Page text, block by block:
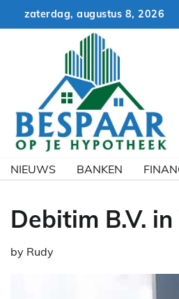
zaterdag, augustus 8, 2026
NIEUWS BANKEN
Debitim B.V.
by Rudy